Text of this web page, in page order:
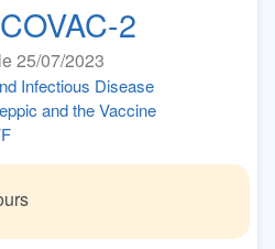
2
25/07/2023
Infectious Disease
and the Vaccine